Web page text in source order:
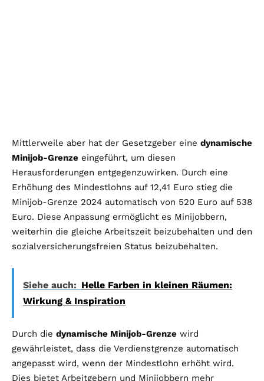
Mittlerweile aber hat der Gesetzgeber eine dynamische
Minijob-Grenze eingeführt, um diesen
Herausforderungen entgegenzuwirken. Durch eine
Erhöhung des Mindestlohns auf 12,41 Euro stieg die
Minijob-Grenze 2024 automatisch von 520 Euro auf 538
Euro. Diese Anpassung ermöglicht es Minijobbern,
weiterhin die gleiche Arbeitszeit beizubehalten und den
sozialversicherungsfreien Status beizubehalten.
Siehe auch: Helle Farben in kleinen Räumen:
Wirkung & Inspiration
Durch die dynamische Minijob-Grenze wird
gewährleistet, dass die Verdienstgrenze automatisch
angepasst wird, wenn der Mindestlohn erhöht wird.
Dies bietet Arbeitgebern und Minijobbern mehr